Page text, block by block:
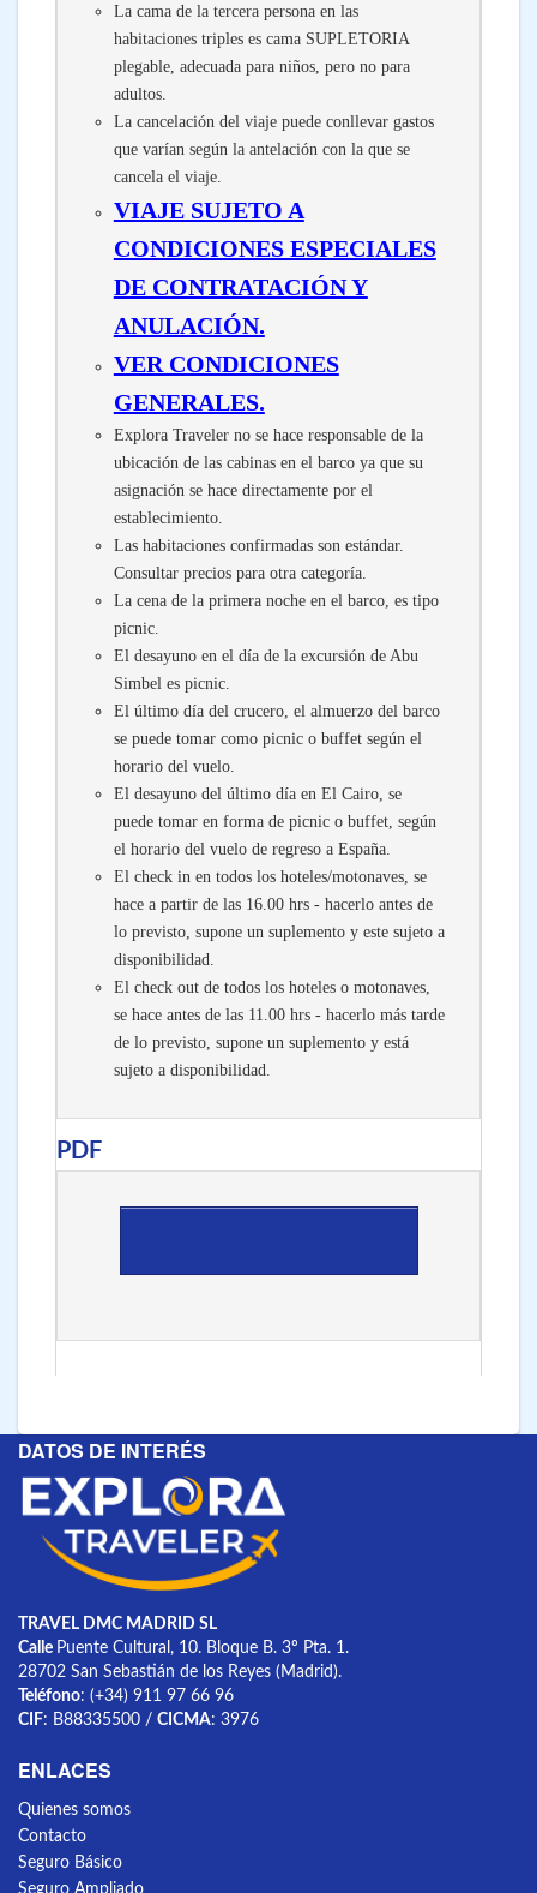
La cama de la tercera persona en las
habitaciones triples es cama SUPLETORIA
plegable, adecuada para niños, pero no para
adultos.
La cancelación del viaje puede conllevar gastos
que varían según la antelación con la que se
cancela el viaje.
VIAJE SUJETO A
CONDICIONES ESPECIALES
DE CONTRATACIÓN Y
ANULACIÓN.
VER CONDICIONES
GENERALES.
Explora Traveler no se hace responsable de la
ubicación de las cabinas en el barco ya que su
asignación se hace directamente por el
establecimiento.
Las habitaciones confirmadas son estándar.
Consultar precios para otra categoría.
La cena de la primera noche en el barco, es tipo
picnic.
El desayuno en el día de la excursión de Abu
Simbel es picnic.
El último día del crucero, el almuerzo del barco
se puede tomar como picnic o buffet según el
horario del vuelo.
El desayuno del último día en El Cairo, se
puede tomar en forma de picnic o buffet, según
el horario del vuelo de regreso a España.
El check in en todos los hoteles/motonaves, se
hace a partir de las 16.00 hrs - hacerlo antes de
lo previsto, supone un suplemento y este sujeto a
disponibilidad.
El check out de todos los hoteles o motonaves,
se hace antes de las 11.00 hrs - hacerlo más tarde
de lo previsto, supone un suplemento y está
sujeto a disponibilidad.
PDF
DATOS DE INTERÉS
TRAVEL DMC MADRID SL
Calle Puente Cultural, 10. Bloque B. 3º Pta. 1.
28702 San Sebastián de los Reyes (Madrid).
Teléfono: (+34) 911 97 66 96
CIF: B88335500 / CICMA: 3976
ENLACES
Quienes somos
Contacto
Seguro Básico
Seguro Ampliado